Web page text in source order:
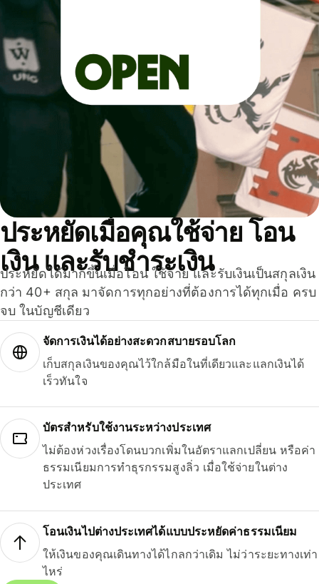
ประหยัดเมื่อคุณใช้จ่าย โอน
เงิน และรับชำระเงิน
ประหยัดได้มากขึ้นเมื่อโอน ใช้จ่าย และรับเงินเป็นสกุลเงิน
กว่า 40+ สกุล มาจัดการทุกอย่างที่ต้องการได้ทุกเมื่อ ครบ
จบ ในบัญชีเดียว
จัดการเงินได้อย่างสะดวกสบายรอบโลก
เก็บสกุลเงินของคุณไว้ใกล้มือในที่เดียวและแลกเงินได้
เร็วทันใจ
บัตรสำหรับใช้งานระหว่างประเทศ
ไม่ต้องห่วงเรื่องโดนบวกเพิ่มในอัตราแลกเปลี่ยน หรือค่า
ธรรมเนียมการทำธุรกรรมสูงลิ่ว เมื่อใช้จ่ายในต่าง
ประเทศ
โอนเงินไปต่างประเทศได้แบบประหยัดค่าธรรมเนียม
ให้เงินของคุณเดินทางได้ไกลกว่าเดิม ไม่ว่าระยะทางเท่า
ไหร่